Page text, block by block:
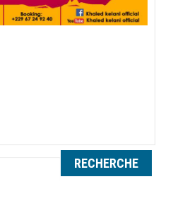
RECHERCHE